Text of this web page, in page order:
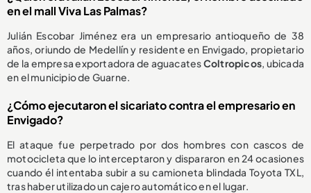
en el mall Viva Las Palmas?
Julián Escobar Jiménez era un empresario antioqueño de 38
años, oriundo de Medellín y residente en Envigado, propietario
de la empresa exportadora de aguacatesColtropicos , ubicada
en el municipio de Guarne.
¿Cómo ejecutaron el sicariato contra el empresario en
Envigado?
El ataque fue perpetrado por dos hombres con cascos de
motocicleta que lo interceptaron y dispararon en 24 ocasiones
cuando él intentaba subir a su camioneta blindada Toyota TXL,
tras haber utilizado un cajero automático en el lugar.